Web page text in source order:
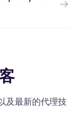
及最新的代理技